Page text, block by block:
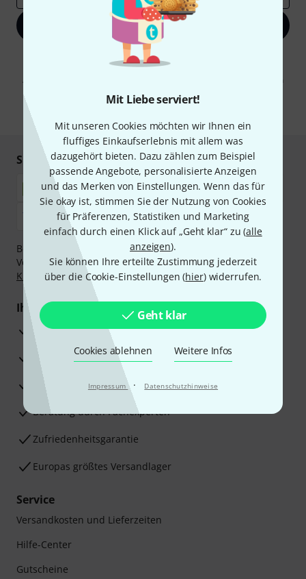
Mit Liebe serviert!
Mit unseren Cookies möchten wir Ihnen ein
fluffiges Einkaufserlebnis mit allem was
dazugehört bieten. Dazu zählen zum Beispiel
passende Angebote, personalisierte Anzeigen
und das Merken von Einstellungen. Wenn das für
Sie okay ist, stimmen Sie der Nutzung von Cookies
für Präferenzen, Statistiken und Marketing
einfach durch einen Klick auf „Geht klar“ zu (alle
anzeigen).
Sie können Ihre erteilte Zustimmung jederzeit
über die Cookie-Einstellungen (hier) widerrufen.
Geht klar
Cookies ablehnen Weitere Infos
Impressum · Datenschutzhinweise
Jetzt anmelden
Mit Klick auf „Jetzt anmelden“ stimmen Sie dem Erhalt von E-Mail-
Werbung und einer Messung des E-Mail-Nutzungsverhaltens zu. Die
Abmeldung ist jederzeit möglich. Weitere Informationen finden Sie in
Sicher einkaufen & bezahlen
Bezahlen Sie vertraulich und sicher per Nachnahme,
Vorkasse, PayPal, Amazon Pay,Klarna Sofort bezahlen
Klarna Ratenzahlungoder Kreditkarte.
Ihre Vorteile
3 Jahre Thomann Garantie
30 Tage Money-Back-Garantie
Reparaturservice
Beratung durch Fachexperten
Zufriedenheitsgarantie
Europas größtes Versandlager
Service
Versandkosten und Lieferzeiten
Hilfe-Center
Gutscheine